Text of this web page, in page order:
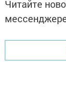
Читайте